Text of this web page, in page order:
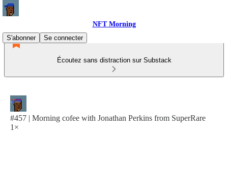
NFT Morning
S'abonner
Se connecter
Écoutez sans distraction sur Substack
#457 | Morning cofee with Jonathan Perkins from SuperRare
1×